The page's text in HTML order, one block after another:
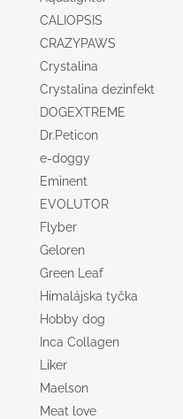
CALIOPSIS
CRAZYPAWS
Crystalina
Crystalina dezinfekt
DOGEXTREME
Dr.Peticon
e-doggy
Eminent
EVOLUTOR
Flyber
Geloren
Green Leaf
Himalájska tyčka
Hobby dog
Inca Collagen
Liker
Maelson
Meat love